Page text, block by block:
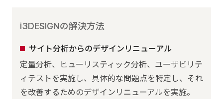
i3DESIGNの解決方法
サイト分析からのデザインリニューアル
定量分析、ヒューリスティック分析、ユーザビリテ
ィテストを実施し、具体的な問題点を特定し、それ
を改善するためのデザインリニューアルを実施。